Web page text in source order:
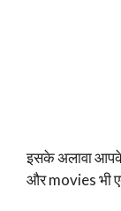
इसके अलावा
और movies भी